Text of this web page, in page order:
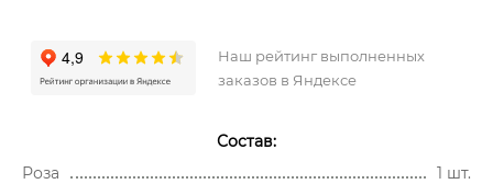
Наш рейтинг выполненных
заказов в Яндексе
Состав:
Роза
1 шт.